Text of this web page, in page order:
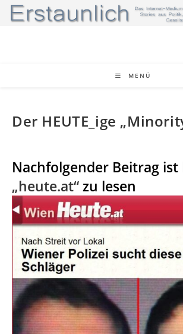
Zum
Inhalt
MENÜ
Der HEUTE_ige
Nachfolgender Beitrag
„heute.at“zu lesen